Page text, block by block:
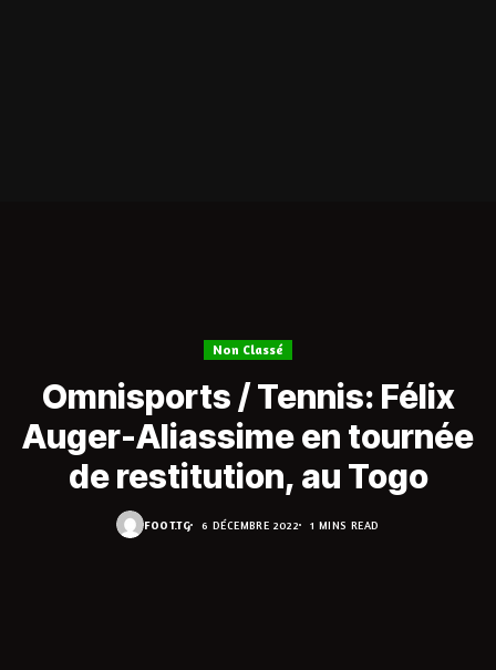
Non Classé
Omnisports / Tennis: Félix
Auger-Aliassime en tournée
de restitution, au Togo
FOOT.TG 6 DÉCEMBRE 2022 1 MINS READ